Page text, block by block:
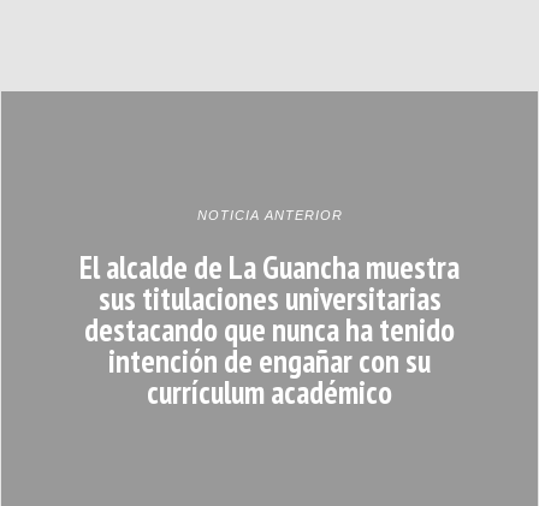
NOTICIA ANTERIOR
El alcalde de La Guancha muestra
sus titulaciones universitarias
destacando que nunca ha tenido
intención de engañar con su
currículum académico